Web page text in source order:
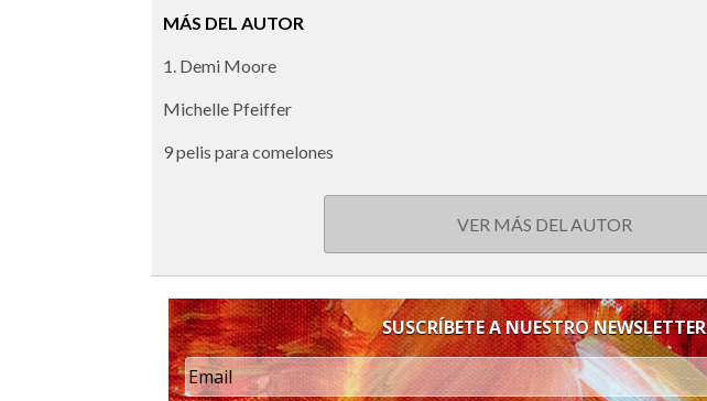
MÁS DEL AUTOR
1. Demi Moore
Michelle Pfeiffer
9 pelis para comelones
VER MÁS DEL AUTOR
SUSCRÍBETE A NUESTRO NEWSLETTER